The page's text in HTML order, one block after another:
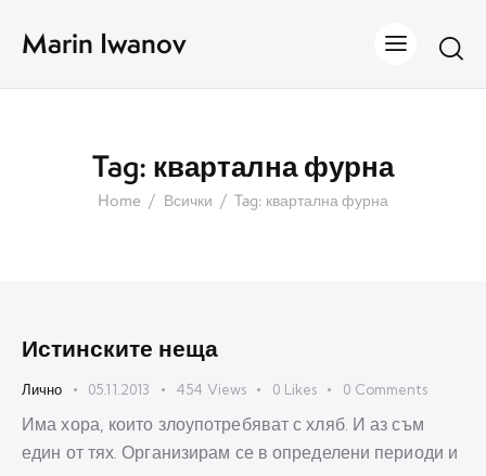
Marin Iwanov
Tag: квартална фурна
Home Всички Tag: квартална фурна
Истинските неща
Лично 05.11.2013 454 Views 0 Likes 0 Comments
Има хора, които злоупотребяват с хляб. И аз съм
един от тях. Организирам се в определени периоди и